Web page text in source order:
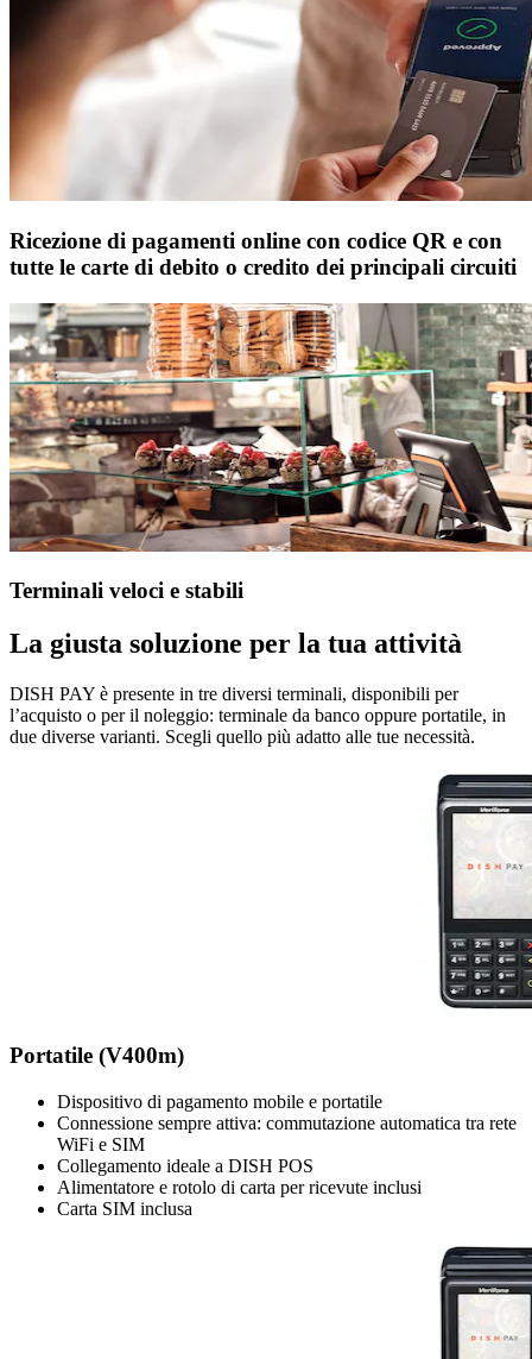
Ricezione di pagamenti online con codice QR e con
tutte le carte di debito o credito dei principali circuiti
Terminali veloci e stabili
La giusta soluzione per la tua attività
DISH PAY è presente in tre diversi terminali, disponibili per
l’acquisto o per il noleggio: terminale da banco oppure portatile, in
due diverse varianti. Scegli quello più adatto alle tue necessità.
Portatile (V400m)
Dispositivo di pagamento mobile e portatile
Connessione sempre attiva: commutazione automatica tra rete
WiFi e SIM
Collegamento ideale a DISH POS
Alimentatore e rotolo di carta per ricevute inclusi
Carta SIM inclusa